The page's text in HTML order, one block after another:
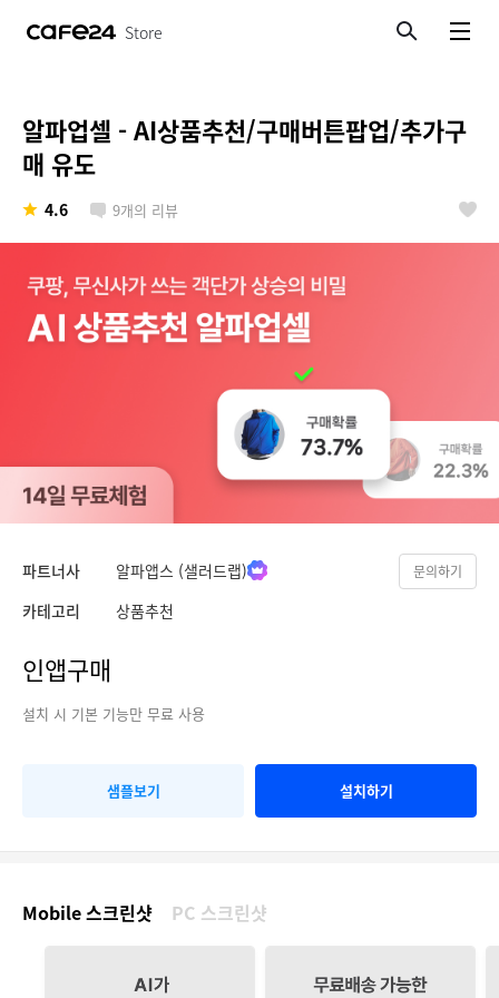
Store
알파업셀 - AI상품추천/구매버튼팝업/추가구
매 유도
4.6 9개의 리뷰
파트너사 알파앱스 (샐러드랩) 문의하기
카테고리 상품추천
인앱구매
설치 시 기본 기능만 무료 사용
샘플보기 설치하기
Mobile 스크린샷 PC 스크린샷